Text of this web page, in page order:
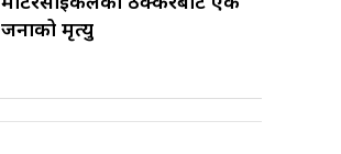
जनाको मृत्यु